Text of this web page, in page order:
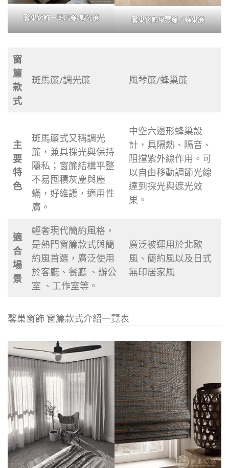
馨巢窗飾－斑馬簾/調光簾 馨巢窗飾風琴簾／蜂巢簾
窗
簾
款
式
斑馬簾/調光簾 風琴簾/蜂巢簾
主
要
特
色
斑馬簾式又稱調光
簾，兼具採光與保持
隱私；窗簾結構平整
不易囤積灰塵與塵
蟎，好維護，適用性
廣。
中空六邊形蜂巢設
計，具隔熱、隔音、
阻擋紫外線作用。可
以自由移動調節光線
達到採光與遮光效
果。
適
合
場
景
輕奢現代簡約風格，
是熱門窗簾款式與簡
約風首選，廣泛使用
於客廳、餐廳 、辦公
室 、工作室等。
廣泛被運用於北歐
風、簡約風以及日式
無印居家風
馨巢窗飾 窗簾款式介紹一覽表